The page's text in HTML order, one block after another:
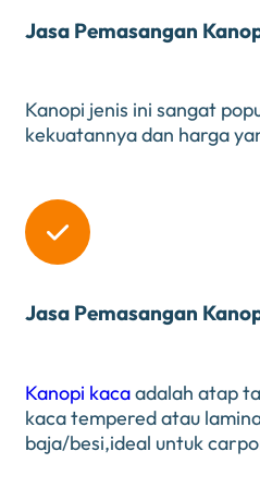
Jasa Pemasangan
Kanopi jenis ini sangat
kekuatannya dan harga

Jasa Pemasangan
Kanopi kacaadalah atap
kaca tempered atau
baja/besi,ideal untuk